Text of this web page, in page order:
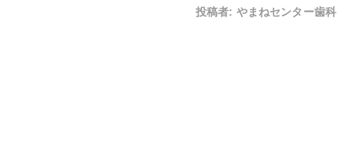
投稿者: やまねセンター歯科